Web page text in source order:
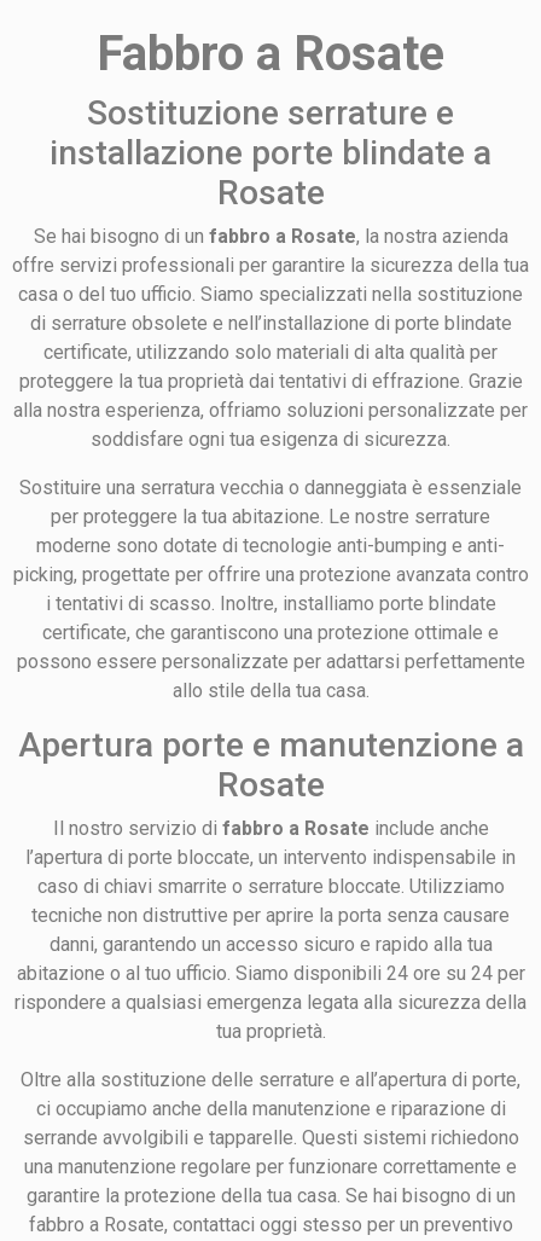
Fabbro a Rosate
Sostituzione serrature e
installazione porte blindate a
Rosate
Se hai bisogno di un fabbro a Rosate, la nostra azienda
offre servizi professionali per garantire la sicurezza della tua
casa o del tuo ufficio. Siamo specializzati nella sostituzione
di serrature obsolete e nell’installazione di porte blindate
certificate, utilizzando solo materiali di alta qualità per
proteggere la tua proprietà dai tentativi di effrazione. Grazie
alla nostra esperienza, offriamo soluzioni personalizzate per
soddisfare ogni tua esigenza di sicurezza.
Sostituire una serratura vecchia o danneggiata è essenziale
per proteggere la tua abitazione. Le nostre serrature
moderne sono dotate di tecnologie anti-bumping e anti-
picking, progettate per offrire una protezione avanzata contro
i tentativi di scasso. Inoltre, installiamo porte blindate
certificate, che garantiscono una protezione ottimale e
possono essere personalizzate per adattarsi perfettamente
allo stile della tua casa.
Apertura porte e manutenzione a
Rosate
Il nostro servizio di fabbro a Rosate include anche
l’apertura di porte bloccate, un intervento indispensabile in
caso di chiavi smarrite o serrature bloccate. Utilizziamo
tecniche non distruttive per aprire la porta senza causare
danni, garantendo un accesso sicuro e rapido alla tua
abitazione o al tuo ufficio. Siamo disponibili 24 ore su 24 per
rispondere a qualsiasi emergenza legata alla sicurezza della
tua proprietà.
Oltre alla sostituzione delle serrature e all’apertura di porte,
ci occupiamo anche della manutenzione e riparazione di
serrande avvolgibili e tapparelle. Questi sistemi richiedono
una manutenzione regolare per funzionare correttamente e
garantire la protezione della tua casa. Se hai bisogno di un
fabbro a Rosate, contattaci oggi stesso per un preventivo